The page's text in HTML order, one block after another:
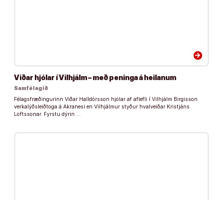
arrow_forward
Viðar hjólar í Vilhjálm – með peninga á heilanum
Samfélagið
Félagsfræðingurinn Viðar Halldórsson hjólar af aflefli í Vilhjálm Birgisson
verkalýðsleiðtoga á Akranesi en Vilhjálmur styður hvalveiðar Kristjáns
Loftssonar. Fyrstu dýrin …